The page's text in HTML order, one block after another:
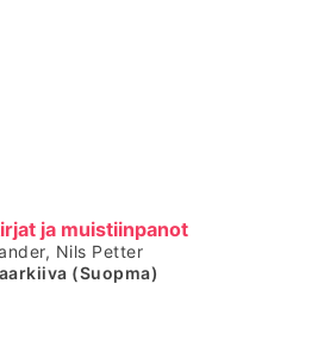
ja muistiinpanot
dieđuid
Nils Petter
(Suopma)